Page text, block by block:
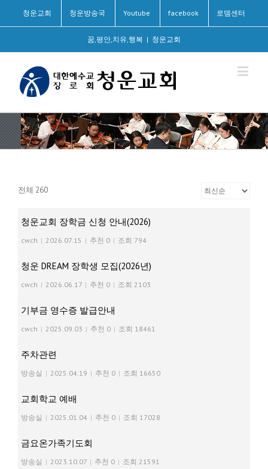
청운교회 청운방송국 Youtube facebook 로뎀센터
꿈,평안,치유,행복 | 청운교회
전체 260
청운교회 장학금 신청 안내(2026)
cwch | 2026.07.15 | 추천 0 | 조회 794
청운 DREAM 장학생 모집(2026년)
cwch | 2026.06.17 | 추천 0 | 조회 2103
기부금 영수증 발급안내
cwch | 2025.09.03 | 추천 0 | 조회 18461
주차관련
방송실 | 2025.04.19 | 추천 0 | 조회 16650
교회학교 예배
방송실 | 2025.01.04 | 추천 0 | 조회 17028
금요온가족기도회
방송실 | 2023.10.07 | 추천 0 | 조회 21591